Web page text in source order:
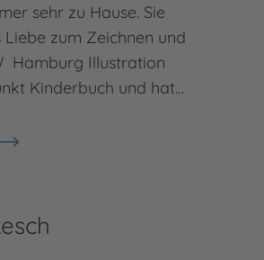
sehr zu Hause. Sie
zum Zeichnen und
Hamburg Illustration
Kinderbuch und hat…